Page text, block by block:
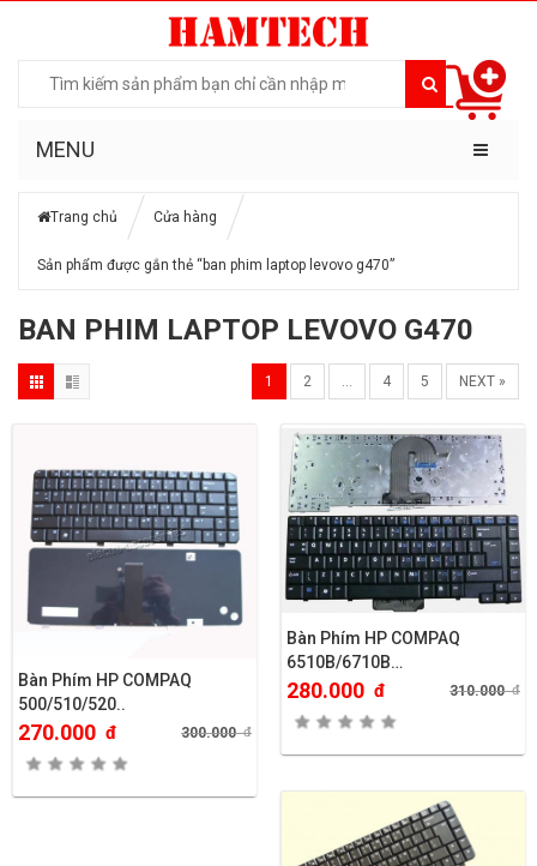
MENU
Trang chủ Cửa hàng
Sản phẩm được gắn thẻ “ban phim laptop levovo g470”
BAN PHIM LAPTOP LEVOVO G470
1 2 … 4 5 NEXT »
Bàn Phím HP COMPAQ
500/510/520..
270.000 đ 300.000đ
Bàn Phím HP COMPAQ
6510B/6710B…
280.000 đ 310.000đ